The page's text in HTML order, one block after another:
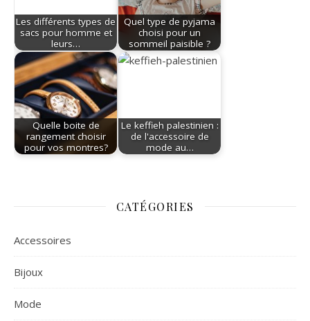
Les différents types de
sacs pour homme et
leurs…
Quel type de pyjama
choisi pour un
sommeil paisible ?
Quelle boite de
rangement choisir
pour vos montres?
Le keffieh palestinien :
de l'accessoire de
mode au…
CATÉGORIES
Accessoires
Bijoux
Mode